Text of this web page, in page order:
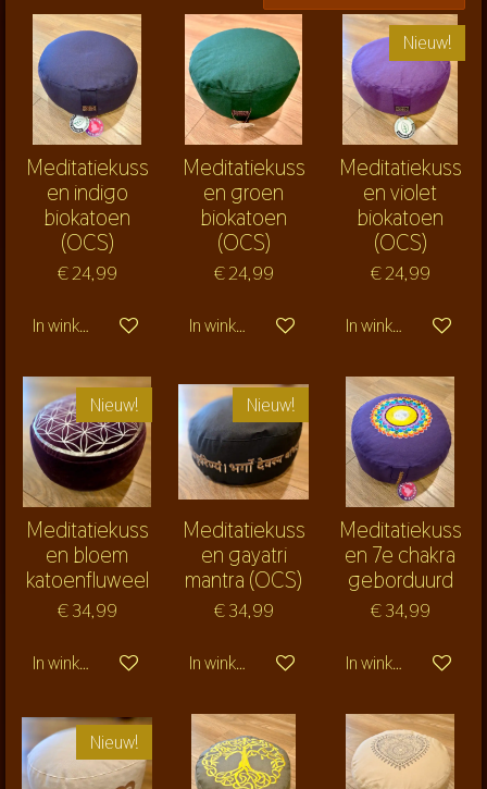
Meditatiekuss
en indigo
biokatoen
(OCS)
€ 24,99
In winkelwagen
Meditatiekuss
en groen
biokatoen
(OCS)
€ 24,99
In winkelwagen
Nieuw!
Meditatiekuss
en violet
biokatoen
(OCS)
€ 24,99
In winkelwagen
Nieuw!
Meditatiekuss
en bloem
katoenfluweel
€ 34,99
In winkelwagen
Nieuw!
Meditatiekuss
en gayatri
mantra (OCS)
€ 34,99
In winkelwagen
Meditatiekuss
en 7e chakra
geborduurd
€ 34,99
In winkelwagen
Nieuw!